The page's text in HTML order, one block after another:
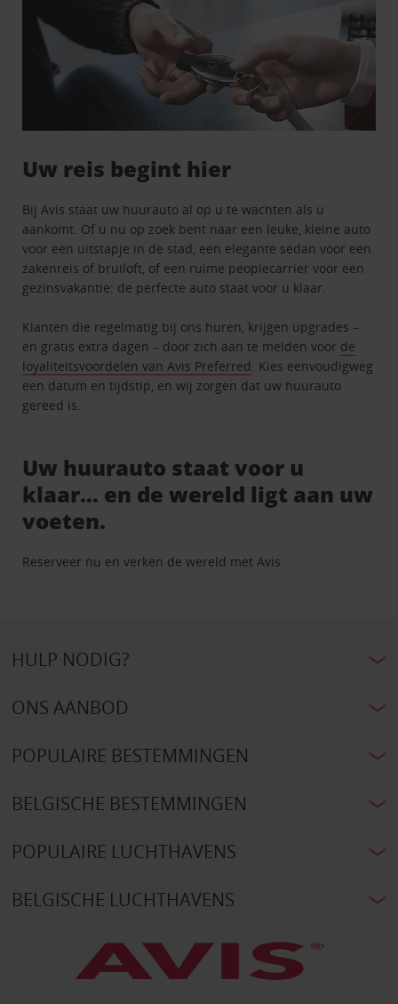
Uw reis begint hier
Bij Avis staat uw huurauto al op u te wachten als u
aankomt. Of u nu op zoek bent naar een leuke, kleine auto
voor een uitstapje in de stad, een elegante sedan voor een
zakenreis of bruiloft, of een ruime peoplecarrier voor een
gezinsvakantie: de perfecte auto staat voor u klaar.
Klanten die regelmatig bij ons huren, krijgen upgrades –
en gratis extra dagen – door zich aan te melden voor de
loyaliteitsvoordelen van Avis Preferred. Kies eenvoudigweg
een datum en tijdstip, en wij zorgen dat uw huurauto
gereed is.
Uw huurauto staat voor u
klaar… en de wereld ligt aan uw
voeten.
Reserveer nu en verken de wereld met Avis.
HULP NODIG?
ONS AANBOD
POPULAIRE BESTEMMINGEN
BELGISCHE BESTEMMINGEN
POPULAIRE LUCHTHAVENS
BELGISCHE LUCHTHAVENS